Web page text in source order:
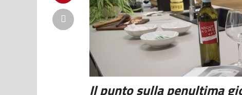
Il punto sulla penultima